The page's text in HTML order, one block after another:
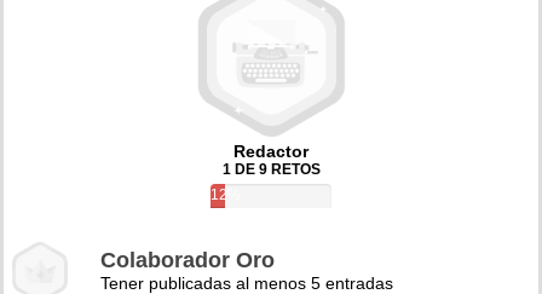
Redactor
1 DE 9 RETOS
12%
Colaborador Oro
Tener publicadas al menos 5 entradas